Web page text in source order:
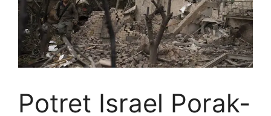
Potret Israel Porak-